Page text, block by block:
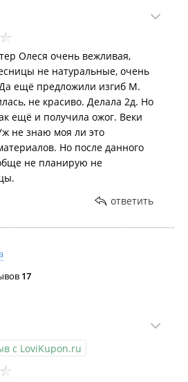
Олеся очень вежливая,
не натуральные, очень
ещё предложили изгиб М.
не красиво. Делала 2д. Но
ещё и получила ожог. Веки
не знаю моя ли это
Но после данного
не планирую не
ответить
17
с LoviKupon.ru